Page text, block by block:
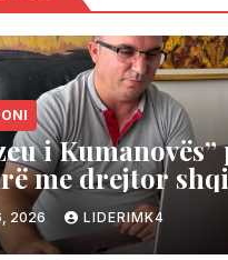
i
me drejtor
2026 LIDERIMK4